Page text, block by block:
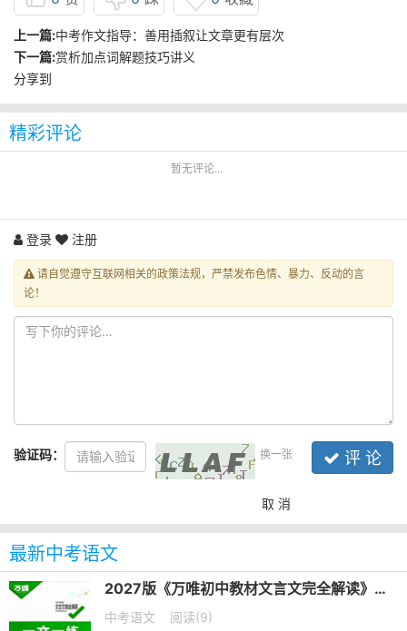
上一篇:中考作文指导：善用插叙让文章更有层次
下一篇:赏析加点词解题技巧讲义
分享到
精彩评论
暂无评论...
登录 注册
请自觉遵守互联网相关的政策法规，严禁发布色情、暴力、反动的言
论！
验证码： 换一张 评 论
取 消
最新中考语文
2027版《万唯初中教材文言文完全解读》第6版PDF电子版下载
中考语文 阅读(9)